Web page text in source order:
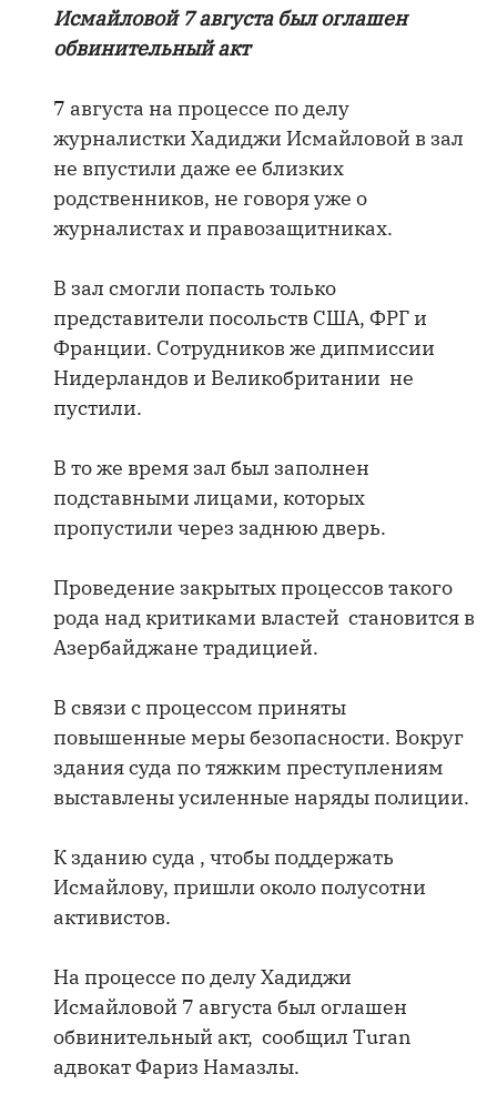
Исмайловой 7 августа был оглашен
обвинительный акт
7 августа на процессе по делу
журналистки Хадиджи Исмайловой в зал
не впустили даже ее близких
родственников, не говоря уже о
журналистах и правозащитниках.
В зал смогли попасть только
представители посольств США, ФРГ и
Франции. Сотрудников же дипмиссии
Нидерландов и Великобритании не
пустили.
В то же время зал был заполнен
подставными лицами, которых
пропустили через заднюю дверь.
Проведение закрытых процессов такого
рода над критиками властей становится в
Азербайджане традицией.
В связи с процессом приняты
повышенные меры безопасности. Вокруг
здания суда по тяжким преступлениям
выставлены усиленные наряды полиции.
К зданию суда , чтобы поддержать
Исмайлову, пришли около полусотни
активистов.
На процессе по делу Хадиджи
Исмайловой 7 августа был оглашен
обвинительный акт, сообщил Turan
адвокат Фариз Намазлы.